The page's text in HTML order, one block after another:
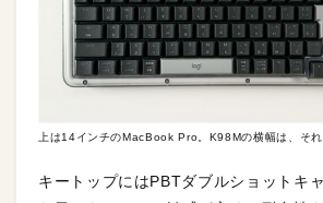
上は14インチのMacBook Pro。K98Mの横幅は、それ
キートップにはPBTダブルショットキ